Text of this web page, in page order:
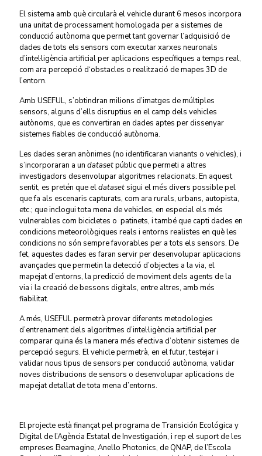
El sistema amb què circularà el vehicle durant 6 mesos incorpora
una unitat de processament homologada per a sistemes de
conducció autònoma que permet tant governar l’adquisició de
dades de tots els sensors com executar xarxes neuronals
d’intel·ligència artificial per aplicacions específiques a temps real,
com ara percepció d‘obstacles o realització de mapes 3D de
l’entorn.
Amb USEFUL, s’obtindran milions d’imatges de múltiples
sensors, alguns d’ells disruptius en el camp dels vehicles
autònoms, que es convertiran en dades aptes per dissenyar
sistemes fiables de conducció autònoma.
Les dades seran anònimes (no identificaran vianants o vehicles), i
s’incorporaran a un datasetpúblic que permeti a altres
investigadors desenvolupar algoritmes relacionats. En aquest
sentit, es pretén que eldataset sigui el més divers possible pel
que fa als escenaris capturats, com ara rurals, urbans, autopista,
etc.; que inclogui tota mena de vehicles, en especial els més
vulnerables com bicicletes o patinets, i també que capti dades en
condicions meteorològiques reals i entorns realistes en què les
condicions no són sempre favorables per a tots els sensors. De
fet, aquestes dades es faran servir per desenvolupar aplicacions
avançades que permetin la detecció d’objectes a la via, el
mapejat d’entorns, la predicció de moviment dels agents de la
via i la creació de bessons digitals, entre altres, amb més
fiabilitat.
A més, USEFUL permetrà provar diferents metodologies
d’entrenament dels algoritmes d’intel·ligència artificial per
comparar quina és la manera més efectiva d’obtenir sistemes de
percepció segurs. El vehicle permetrà, en el futur, testejar i
validar nous tipus de sensors per conducció autònoma, validar
noves distribucions de sensors o desenvolupar aplicacions de
mapejat detallat de tota mena d’entorns.
El projecte està finançat pel programa de Transición Ecológica y
Digital de l’Agència Estatal de Investigación, i rep el suport de les
empreses Beamagine, Anello Photonics, de QNAP, de l’Escola